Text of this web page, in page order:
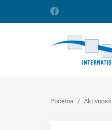
Početna Aktivnosti